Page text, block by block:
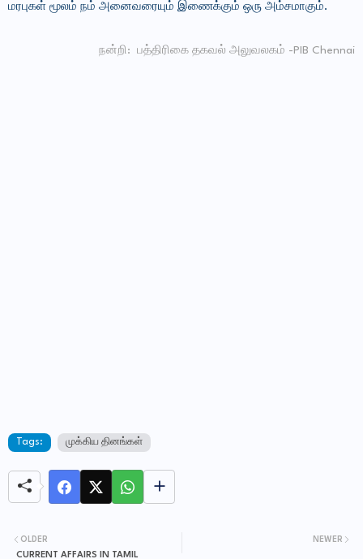
மரபுகள் மூலம் நம் அனைவரையும் இணைக்கும் ஒரு அம்சமாகும்.
நன்றி: பத்திரிகை தகவல் அலுவலகம் -PIB Chennai
Tags: முக்கிய தினங்கள்
NEWER
OLDER
CURRENT AFFAIRS IN TAMIL